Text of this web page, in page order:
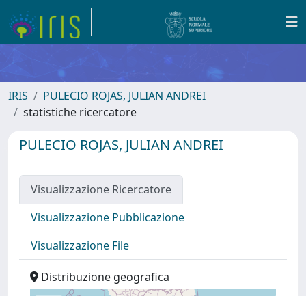
IRIS
PULECIO ROJAS, JULIAN ANDREI
statistiche ricercatore
PULECIO ROJAS, JULIAN ANDREI
Visualizzazione Ricercatore
Visualizzazione Pubblicazione
Visualizzazione File
Distribuzione geografica